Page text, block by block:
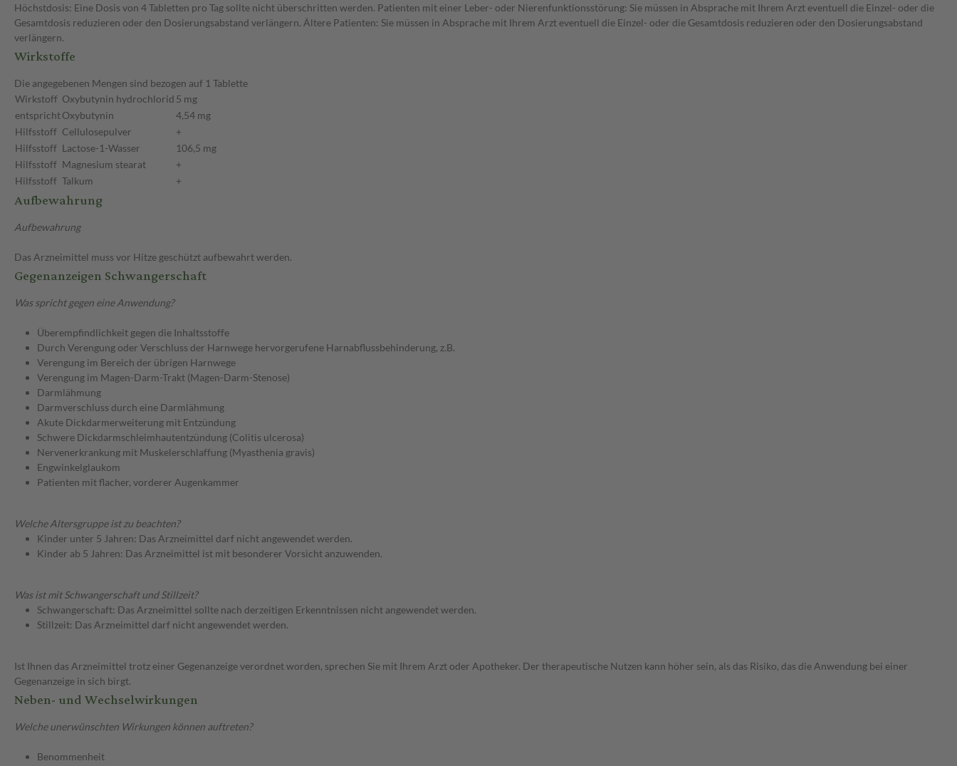
Höchstdosis: Eine Dosis von 4 Tabletten pro Tag sollte nicht überschritten werden. Patienten mit einer Leber- oder Nierenfunktionsstörung: Sie müssen in Absprache mit Ihrem Arzt eventuell die Einzel- oder die
Gesamtdosis reduzieren oder den Dosierungsabstand verlängern. Ältere Patienten: Sie müssen in Absprache mit Ihrem Arzt eventuell die Einzel- oder die Gesamtdosis reduzieren oder den Dosierungsabstand
verlängern.
Wirkstoffe
Die angegebenen Mengen sind bezogen auf 1 Tablette
Wirkstoff Oxybutynin hydrochlorid 5 mg
entsprichtOxybutynin
4,54 mg
Hilfsstoff Cellulosepulver
+
Hilfsstoff Lactose-1-Wasser
106,5 mg
Hilfsstoff Magnesium stearat
+
Hilfsstoff Talkum +
Aufbewahrung
Aufbewahrung
Das Arzneimittel muss vor Hitze geschützt aufbewahrt werden.
Gegenanzeigen Schwangerschaft
Was spricht gegen eine Anwendung?
Überempfindlichkeit gegen die Inhaltsstoffe
Durch Verengung oder Verschluss der Harnwege hervorgerufene Harnabflussbehinderung, z.B.
Verengung im Bereich der übrigen Harnwege
Verengung im Magen-Darm-Trakt (Magen-Darm-Stenose)
Darmlähmung
Darmverschluss durch eine Darmlähmung
Akute Dickdarmerweiterung mit Entzündung
Schwere Dickdarmschleimhautentzündung (Colitis ulcerosa)
Nervenerkrankung mit Muskelerschlaffung (Myasthenia gravis)
Engwinkelglaukom
Patienten mit flacher, vorderer Augenkammer
Welche Altersgruppe ist zu beachten?
Kinder unter 5 Jahren: Das Arzneimittel darf nicht angewendet werden.
Kinder ab 5 Jahren: Das Arzneimittel ist mit besonderer Vorsicht anzuwenden.
Was ist mit Schwangerschaft und Stillzeit?
Schwangerschaft: Das Arzneimittel sollte nach derzeitigen Erkenntnissen nicht angewendet werden.
Stillzeit: Das Arzneimittel darf nicht angewendet werden.
Ist Ihnen das Arzneimittel trotz einer Gegenanzeige verordnet worden, sprechen Sie mit Ihrem Arzt oder Apotheker. Der therapeutische Nutzen kann höher sein, als das Risiko, das die Anwendung bei einer
Gegenanzeige in sich birgt.
Neben- und Wechselwirkungen
Welche unerwünschten Wirkungen können auftreten?
Benommenheit